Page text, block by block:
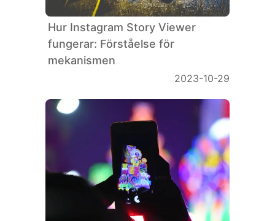
Hur Instagram Story Viewer
fungerar: Förståelse för
mekanismen
2023-10-29